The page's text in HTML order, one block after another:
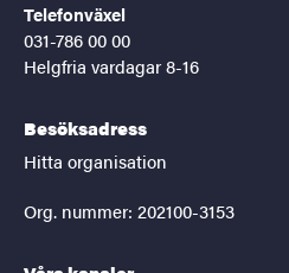
Telefonväxel
031-786 00 00
Helgfria vardagar 8-16
Besöksadress
Hitta organisation
Org. nummer: 202100-3153